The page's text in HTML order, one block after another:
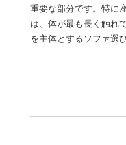
重要な部分です。特に
は、体が最も長く触れ
を主体とするソファ